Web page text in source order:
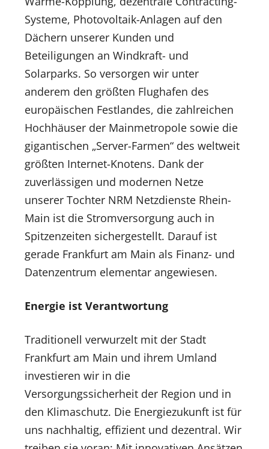
Systeme, Photovoltaik-Anlagen auf den
Dächern unserer Kunden und
Beteiligungen an Windkraft- und
Solarparks. So versorgen wir unter
anderem den größten Flughafen des
europäischen Festlandes, die zahlreichen
Hochhäuser der Mainmetropole sowie die
gigantischen „Server-Farmen“ des weltweit
größten Internet-Knotens. Dank der
zuverlässigen und modernen Netze
unserer Tochter NRM Netzdienste Rhein-
Main ist die Stromversorgung auch in
Spitzenzeiten sichergestellt. Darauf ist
gerade Frankfurt am Main als Finanz- und
Datenzentrum elementar angewiesen.
Energie ist Verantwortung
Traditionell verwurzelt mit der Stadt
Frankfurt am Main und ihrem Umland
investieren wir in die
Versorgungssicherheit der Region und in
den Klimaschutz. Die Energiezukunft ist für
uns nachhaltig, effizient und dezentral. Wir